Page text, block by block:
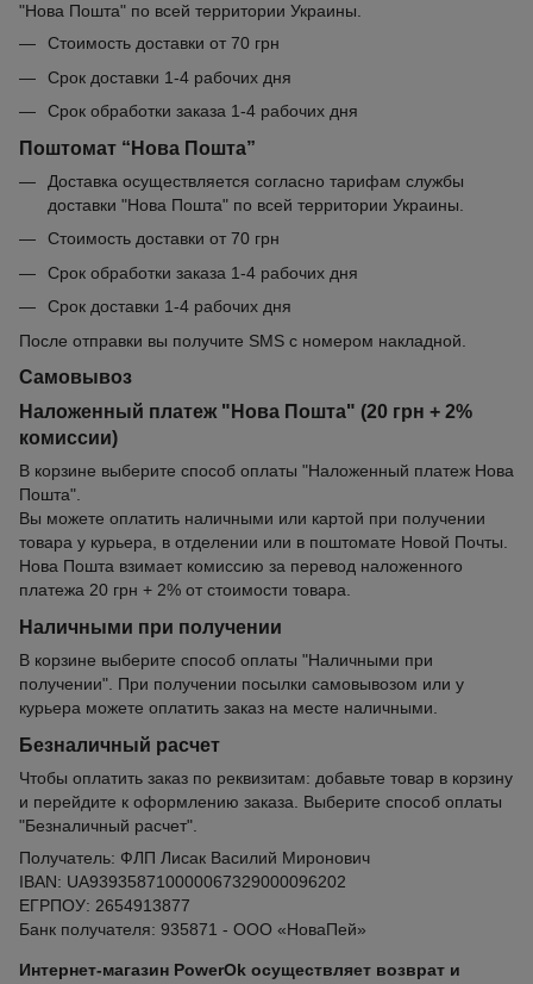
"Нова Пошта" по всей территории Украины.
Стоимость доставки от 70 грн
Срок доставки 1-4 рабочих дня
Срок обработки заказа 1-4 рабочих дня
Поштомат “Нова Пошта”
Доставка осуществляется согласно тарифам службы
доставки "Нова Пошта" по всей территории Украины.
Стоимость доставки от 70 грн
Срок обработки заказа 1-4 рабочих дня
Срок доставки 1-4 рабочих дня
После отправки вы получите SMS с номером накладной.
Самовывоз
Наложенный платеж "Нова Пошта" (20 грн + 2%
комиссии)
В корзине выберите способ оплаты "Наложенный платеж Нова
Пошта".
Вы можете оплатить наличными или картой при получении
товара у курьера, в отделении или в поштомате Новой Почты.
Нова Пошта взимает комиссию за перевод наложенного
платежа 20 грн + 2% от стоимости товара.
Наличными при получении
В корзине выберите способ оплаты "Наличными при
получении". При получении посылки самовывозом или у
курьера можете оплатить заказ на месте наличными.
Безналичный расчет
Чтобы оплатить заказ по реквизитам: добавьте товар в корзину
и перейдите к оформлению заказа. Выберите способ оплаты
"Безналичный расчет".
Получатель: ФЛП Лисак Василий Миронович
IBAN: UA939358710000067329000096202
ЕГРПОУ: 2654913877
Банк получателя: 935871 - ООО «НоваПей»
Интернет-магазин PowerOk осуществляет возврат и